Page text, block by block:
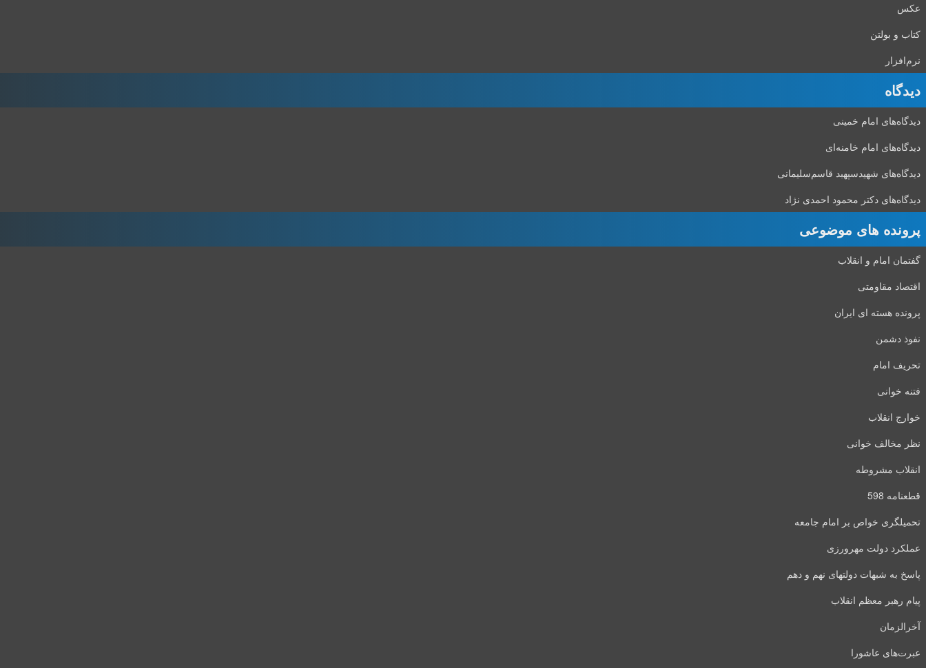
عکس
کتاب و بولتن
نرم‌افزار
دیدگاه‌
دیدگاه‌های امام خمینی
دیدگاه‌های امام خامنه‌ای
دیدگاه‌های شهید‌سپهبد قاسم‌سلیمانی
دیدگاه‌های دکتر محمود احمدی نژاد
پرونده های موضوعی
گفتمان امام و انقلاب
اقتصاد مقاومتی
پرونده هسته ای ایران
نفوذ دشمن
تحریف امام
فتنه خوانی
خوارج انقلاب
نظر مخالف خوانی
انقلاب مشروطه
قطعنامه 598
تحمیلگری خواص بر امام جامعه
عملکرد دولت مهرورزی
پاسخ به شبهات دولتهای نهم و دهم
پیام رهبر معظم انقلاب
آخرالزمان
عبرت‌های عاشورا